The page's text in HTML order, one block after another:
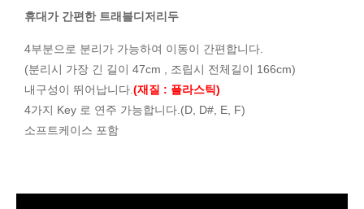
휴대가 간편한 트래블디저리두
4부분으로 분리가 가능하여 이동이 간편합니다.
(분리시 가장 긴 길이 47cm , 조립시 전체길이 166cm)
내구성이 뛰어납니다. (재질 : 플라스틱)
4가지 Key 로 연주 가능합니다.(D, D#, E, F)
소프트케이스 포함